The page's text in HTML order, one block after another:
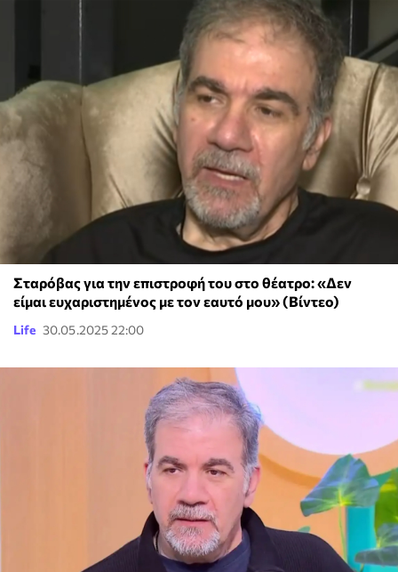
Σταρόβας για την επιστροφή του στο θέατρο: «Δεν
είμαι ευχαριστημένος με τον εαυτό μου» (Βίντεο)
Life 30.05.2025 22:00